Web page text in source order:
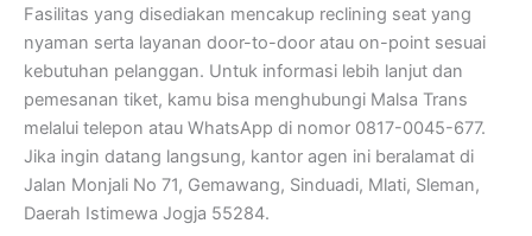
Fasilitas yang disediakan mencakup reclining seat yang
nyaman serta layanan door-to-door atau on-point sesuai
kebutuhan pelanggan. Untuk informasi lebih lanjut dan
pemesanan tiket, kamu bisa menghubungi Malsa Trans
melalui telepon atau WhatsApp di nomor 0817-0045-677.
Jika ingin datang langsung, kantor agen ini beralamat di
Jalan Monjali No 71, Gemawang, Sinduadi, Mlati, Sleman,
Daerah Istimewa Jogja 55284.